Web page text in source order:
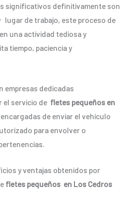
significativos definitivamente son
lugar de trabajo, este proceso de
una actividad tediosa y
tiempo, paciencia y
empresas dedicadas
el servicio de fletes pequeños en
de enviar el vehículo
para envolver o
y ventajas obtenidos por
fletes pequeños en Los Cedros